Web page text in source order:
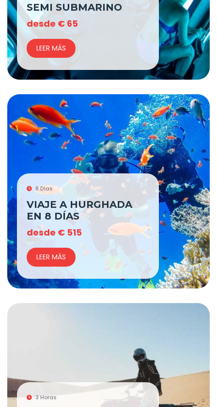
SEMI SUBMARINO
desde € 65
LEER MÁS
8 Días
VIAJE A HURGHADA
EN 8 DÍAS
desde € 515
LEER MÁS
3 Horas